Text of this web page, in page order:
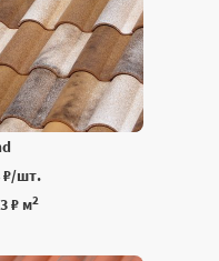
₽/шт.
₽ м2